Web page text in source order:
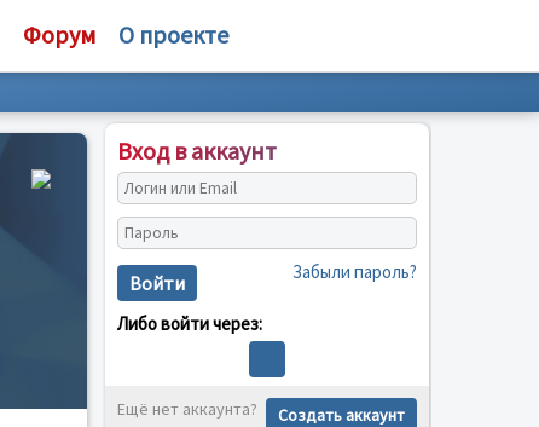
Форум О проекте
Вход в аккаунт
Войти Забыли пароль?
Либо войти через:
Ещё нет аккаунта? Создать аккаунт